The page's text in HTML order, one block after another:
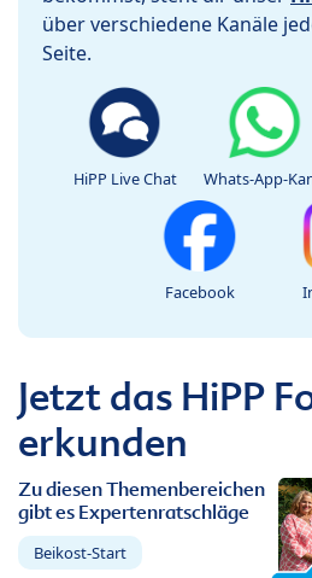
über verschiedene Kanäle
Seite.
HiPP Live Chat Whats-App-
Facebook
Jetzt das HiPP
erkunden
Zu diesen Themenbereichen
gibt es Expertenratschläge
Beikost-Start